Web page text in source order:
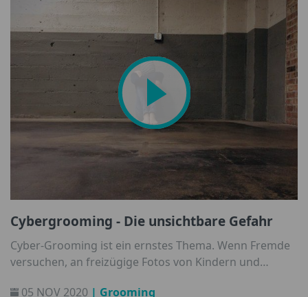
Cybergrooming - Die unsichtbare Gefahr
Cyber-Grooming ist ein ernstes Thema. Wenn Fremde
versuchen, an freizügige Fotos von Kindern und
05 NOV 2020 | Grooming